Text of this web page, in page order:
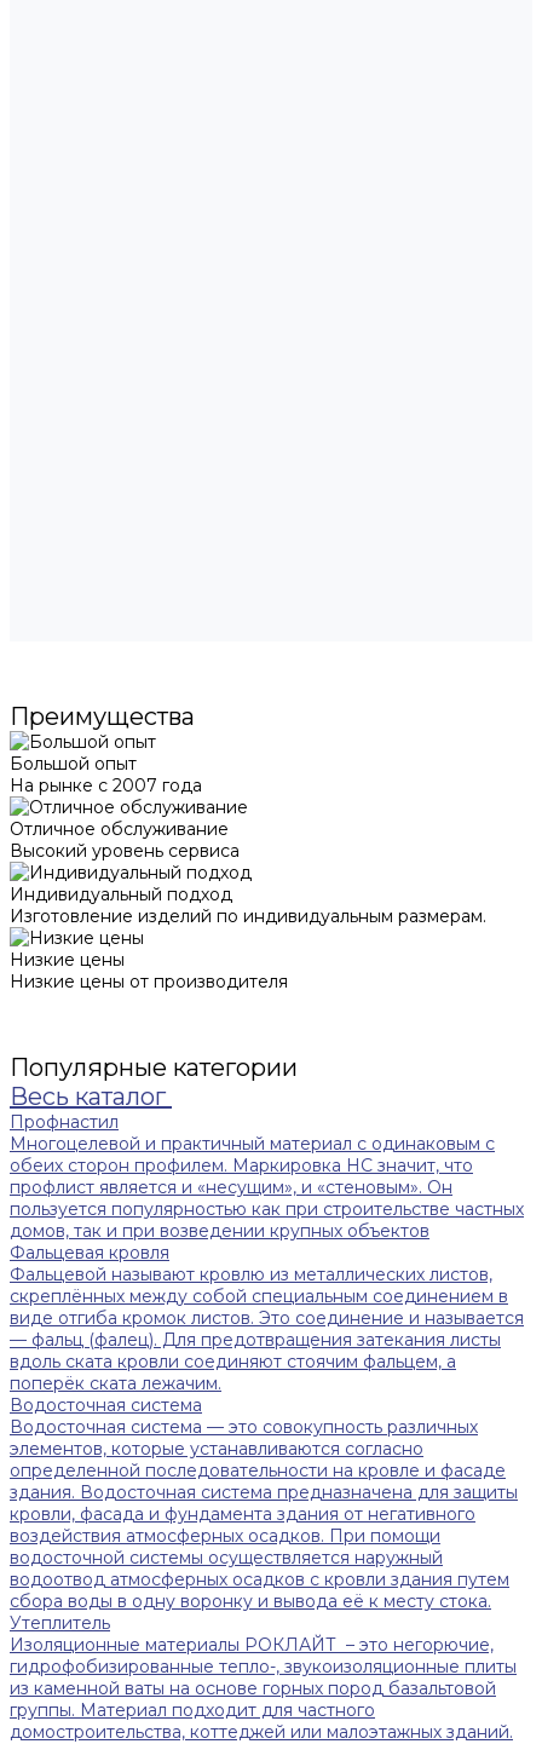
Преимущества
Большой опыт
На рынке с 2007 года
Отличное обслуживание
Высокий уровень сервиса
Индивидуальный подход
Изготовление изделий по индивидуальным размерам.
Низкие цены
Низкие цены от производителя
Популярные категории
Весь каталог
Профнастил
Многоцелевой и практичный материал с одинаковым с
обеих сторон профилем. Маркировка НС значит, что
профлист является и «несущим», и «стеновым». Он
пользуется популярностью как при строительстве частных
домов, так и при возведении крупных объектов
Фальцевая кровля
Фальцевой называют кровлю из металлических листов,
скреплённых между собой специальным соединением в
виде отгиба кромок листов. Это соединение и называется
— фальц (фалец). Для предотвращения затекания листы
вдоль ската кровли соединяют стоячим фальцем, а
поперёк ската лежачим.
Водосточная система
Водосточная система — это совокупность различных
элементов, которые устанавливаются согласно
определенной последовательности на кровле и фасаде
здания. Водосточная система предназначена для защиты
кровли, фасада и фундамента здания от негативного
воздействия атмосферных осадков. При помощи
водосточной системы осуществляется наружный
водоотвод атмосферных осадков с кровли здания путем
сбора воды в одну воронку и вывода её к месту стока.
Утеплитель
Изоляционные материалы РОКЛАЙТ – это негорючие,
гидрофобизированные тепло-, звукоизоляционные плиты
из каменной ваты на основе горных пород базальтовой
группы. Материал подходит для частного
домостроительства, коттеджей или малоэтажных зданий.